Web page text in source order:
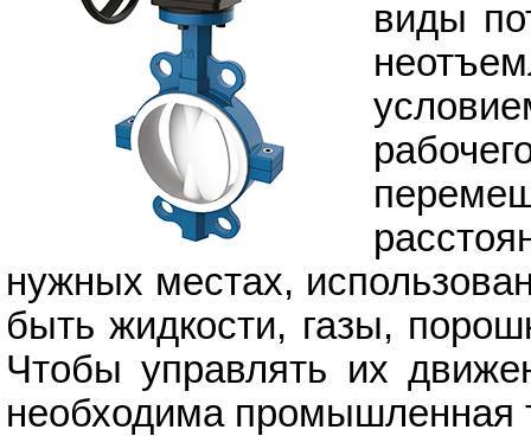
виды
нужных местах,
быть жидкости, газы,
Чтобы управлять их
необходима промышленная